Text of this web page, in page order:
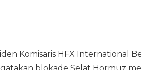
Komisaris HFX International